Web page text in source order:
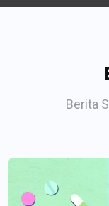
Berita